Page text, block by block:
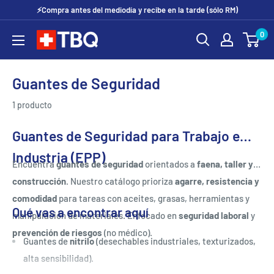
contenido
⚡Compra antes del mediodía y recibe en la tarde (sólo RM)
tubotiquin.cl 0
Guantes de Seguridad
1 producto
Guantes de Seguridad para Trabajo e
Industria (EPP)
Encuentra guantes de seguridadorientados a faena, taller y
construcción. Nuestro catálogo prioriza agarre, resistencia y
comodidad para tareas con aceites, grasas, herramientas y
manipulación de materiales. Enfocado en seguridad laboral y
prevención de riesgos (no médico).
Qué vas a encontrar aquí
Guantes denitrilo(desechables industriales, texturizados,
alta sensibilidad).